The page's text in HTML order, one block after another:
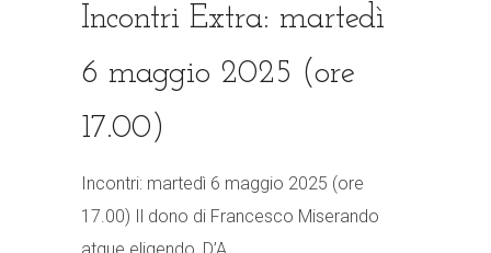
Incontri Extra: martedì
6 maggio 2025 (ore
17.00)
Incontri: martedì 6 maggio 2025 (ore
17.00) Il dono di Francesco Miserando